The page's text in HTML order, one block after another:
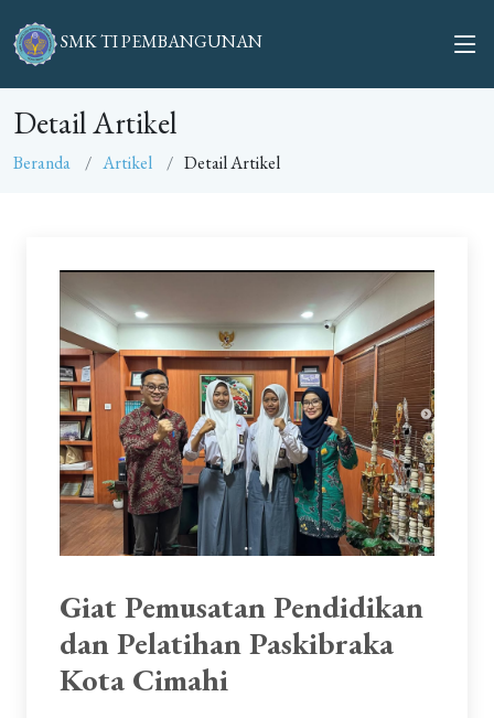
SMK TI PEMBANGUNAN
Detail Artikel
Beranda Artikel Detail Artikel
Giat Pemusatan Pendidikan
dan Pelatihan Paskibraka
Kota Cimahi